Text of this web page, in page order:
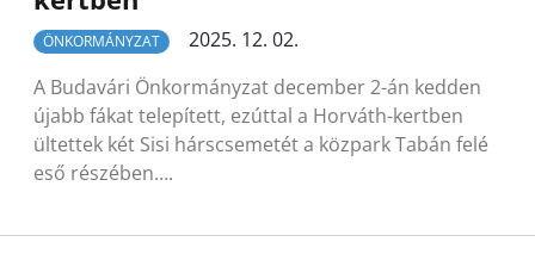
ÖNKORMÁNYZAT
2025. 12. 02.
A Budavári Önkormányzat december 2-án kedden
újabb fákat telepített, ezúttal a Horváth-kertben
ültettek két Sisi hárscsemetét a közpark Tabán felé
eső részében….